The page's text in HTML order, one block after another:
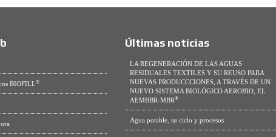
BIOFILL®
Últimas noticias
LA REGENERACIÓN DE LAS AGUAS
RESIDUALES TEXTILES Y SU REUSO PARA
NUEVAS PRODUCCCIONES, A TRAVÉS DE UN
NUEVO SISTEMA BIOLÓGICO AEROBIO, EL
AEMBBR-MBR®
Agua potable, su ciclo y procesos